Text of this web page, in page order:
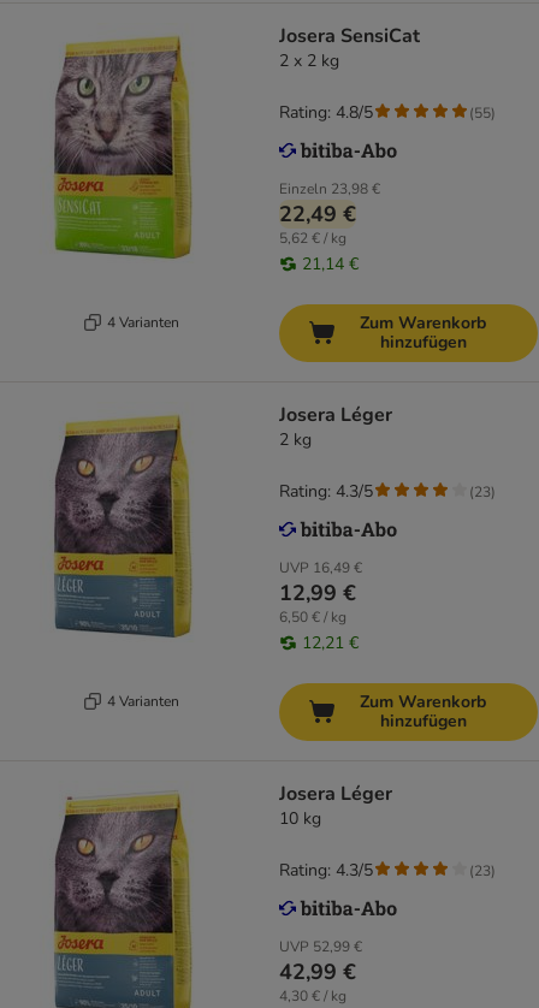
4 Varianten
Josera SensiCat
2 x 2 kg
Einzeln 23,98 €
22,49 €
5,62 € / kg
21,14 €
Rating: 4.8/5 (55)
Zum Warenkorb
hinzufügen
4 Varianten
Josera Léger
2 kg
UVP 16,49 €
12,99 €
6,50 € / kg
12,21 €
Rating: 4.3/5 (23)
Zum Warenkorb
hinzufügen
Josera Léger
10 kg
UVP 52,99 €
42,99 €
4,30 € / kg
Rating: 4.3/5 (23)